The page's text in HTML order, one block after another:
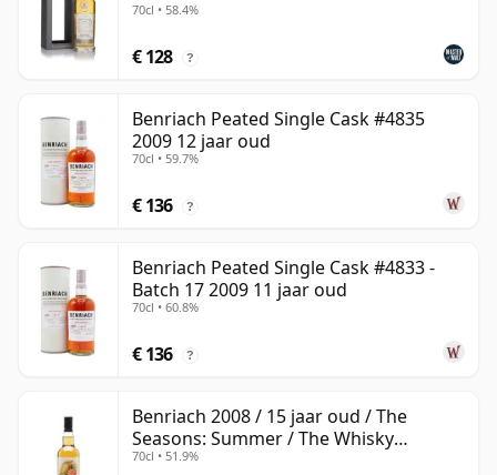
70cl • 58.4%
€ 128 ?
Benriach Peated Single Cask #4835
2009 12 jaar oud
70cl • 59.7%
€ 136 ?
Benriach Peated Single Cask #4833 -
Batch 17 2009 11 jaar oud
70cl • 60.8%
€ 136 ?
Benriach 2008 / 15 jaar oud / The
Seasons: Summer / The Whisky
Exchange
70cl • 51.9%